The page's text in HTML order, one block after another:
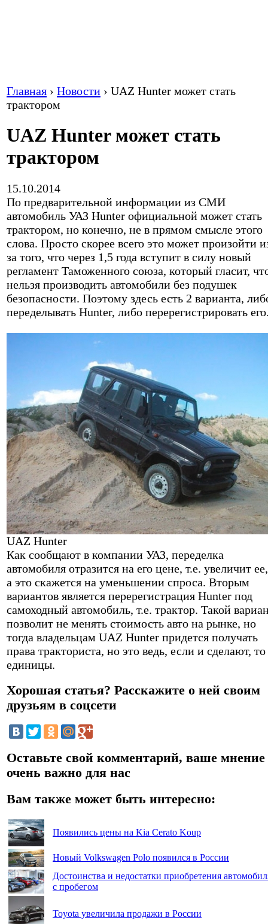
Главная › Новости › UAZ Hunter может стать
трактором
UAZ Hunter может стать
трактором
15.10.2014
По предварительной информации из СМИ
автомобиль УАЗ Hunter официальной может стать
трактором, но конечно, не в прямом смысле этого
слова. Просто скорее всего это может произойти
за того, что через 1,5 года вступит в силу новый
регламент Таможенного союза, который гласит,
нельзя производить автомобили без подушек
безопасности. Поэтому здесь есть 2 варианта,
переделывать Hunter, либо перерегистрировать
UAZ Hunter
Как сообщают в компании УАЗ, переделка
автомобиля отразится на его цене, т.е. увеличит ее,
а это скажется на уменьшении спроса. Вторым
вариантов является перерегистрация Hunter под
самоходный автомобиль, т.е. трактор. Такой
позволит не менять стоимость авто на рынке, но
тогда владельцам UAZ Hunter придется получать
права тракториста, но это ведь, если и сделают, то
единицы.
Хорошая статья? Расскажите о ней своим
друзьям в соцсети
Оставьте свой комментарий, ваше мнение
очень важно для нас
Вам также может быть интересно:
Появились цены на Kia Cerato Koup
Новый Volkswagen Polo появился в России
Достоинства и недостатки приобретения
с пробегом
Toyota увеличила продажи в России